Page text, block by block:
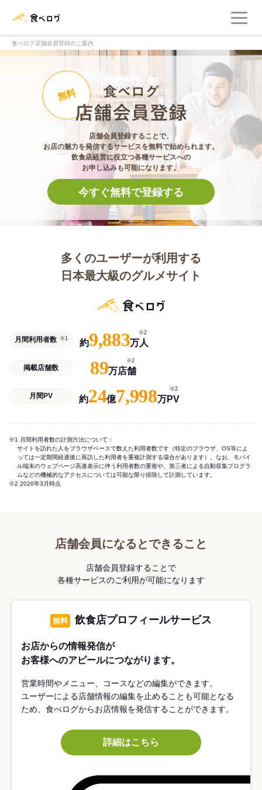
食べログ店舗会員登録のご案内
食べログ店舗会員
無料
店舗会員登録することで、
お店の魅力を発信するサービスを無料で始められます。
飲食店経営に役立つ各種サービスへの
お申し込みも可能になります。
今すぐ無料で登録する
多くのユーザーが利用する
日本最大級のグルメサイト
月間利用者数 ※1 約9,883万人
※2
掲載店舗数 89万店舗
※2
月間PV 約24億7,998万PV
※2
※1 月間利用者数の計測方法について：
サイトを訪れた人をブラウザベースで数えた利用者数です（特定のブラウザ、OS等によ
っては一定期間経過後に再訪した利用者を重複計測する場合があります）。なお、モバイ
ル端末のウェブページ高速表示に伴う利用者数の重複や、第三者による自動収集プログラ
ムなどの機械的なアクセスについては可能な限り排除して計測しています。
※2 2026年3月時点
店舗会員になるとできること
店舗会員登録することで
各種サービスのご利用が可能になります
無料 飲食店プロフィールサービス
お店からの情報発信が
お客様へのアピールにつながります。
営業時間やメニュー、コースなどの編集ができます。
ユーザーによる店舗情報の編集を止めることも可能となる
ため、食べログからお店情報を発信することができます。
詳細はこちら